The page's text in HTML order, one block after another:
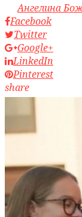
byАнгелина
Facebook
Twitter
Google+
LinkedIn
Pinterest
share